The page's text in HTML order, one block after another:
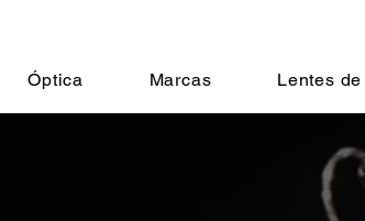
Óptica Marcas Lentes